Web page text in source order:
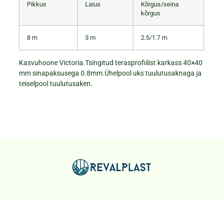
Pikkus Laius
Kõrgus/seina
kõrgus
8 m 3 m 2.5/1.7 m
Kasvuhoone Victoria.Tsingitud terasprofiilist karkass 40×40
mm sinapaksusega 0.8mm.Ühelpool uks tuulutusaknaga ja
teiselpool tuulutusaken.